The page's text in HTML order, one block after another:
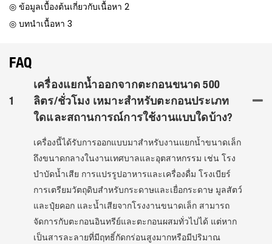
◎ ข้อมูลเบื้องต้นเกี่ยวกับเนื้อหา 2
◎ บทนำเนื้อหา 3
FAQ
1
เครื่องแยกน้ำออกจากตะกอนขนาด 500
ลิตร/ชั่วโมง เหมาะสำหรับตะกอนประเภท
ใดและสถานการณ์การใช้งานแบบใดบ้าง?
เครื่องนี้ได้รับการออกแบบมาสำหรับงานแยกน้ำขนาดเล็ก
ถึงขนาดกลางในงานเทศบาลและอุตสาหกรรม เช่น โรง
บำบัดน้ำเสีย การแปรรูปอาหารและเครื่องดื่ม โรงเบียร์
การเตรียมวัตถุดิบสำหรับกระดาษและเยื่อกระดาษ มูลสัตว์
และปุ๋ยคอก และน้ำเสียจากโรงงานขนาดเล็ก สามารถ
จัดการกับตะกอนอินทรีย์และตะกอนผสมทั่วไปได้ แต่หาก
เป็นสารละลายที่มีฤทธิ์กัดกร่อนสูงมากหรือมีปริมาณ